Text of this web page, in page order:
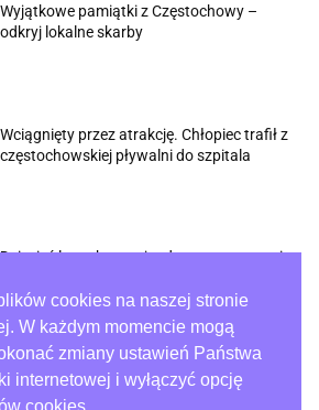
cookies na naszej stronie
W każdym momencie mogą
zmiany ustawień Państwa
internetowej i wyłączyć opcję
cookies.
Wyjątkowe pamiątki z Częstochowy –
odkryj lokalne skarby
Wciągnięty przez atrakcję. Chłopiec trafił z
częstochowskiej pływalni do szpitala
Dziesięć lat zakazu wjazdu po zatrzymaniu
Psie odchody na trawnikach wciąż
problemem w Częstochowie